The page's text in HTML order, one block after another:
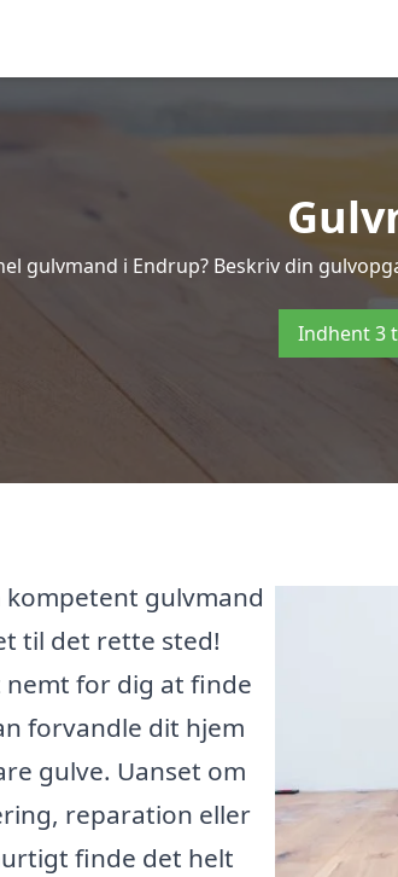
gulvmand i Endrup? Beskriv din
Indhent 3
kompetent gulvmand
til det rette sted!
for dig at finde
forvandle dit hjem
gulve. Uanset om
reparation eller
finde det helt